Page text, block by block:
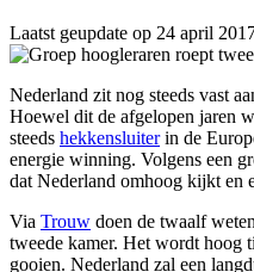
Laatst geupdate op 24 april
Nederland zit nog steeds vast
Hoewel dit de afgelopen jaren
steeds hekkensluiterin de
energie winning. Volgens een
dat Nederland omhoog kijkt en
Via Trouw doen de twaalf
tweede kamer. Het wordt hoog
gooien. Nederland zal een